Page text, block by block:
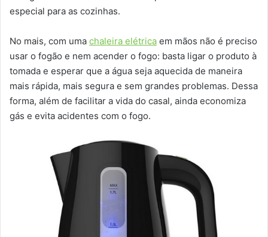
especial para as cozinhas.
No mais, com uma chaleira elétrica em mãos não é preciso
usar o fogão e nem acender o fogo: basta ligar o produto à
tomada e esperar que a água seja aquecida de maneira
mais rápida, mais segura e sem grandes problemas. Dessa
forma, além de facilitar a vida do casal, ainda economiza
gás e evita acidentes com o fogo.